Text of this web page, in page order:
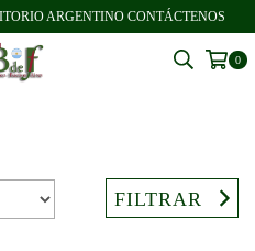
ARGENTINO CONTÁCTENOS
0
FILTRAR